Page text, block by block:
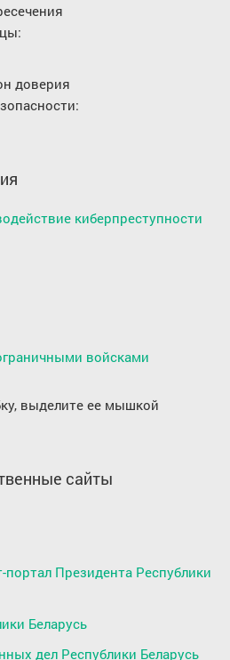
доверия
киберпреступности
войсками
выделите ее мышкой
сайты
Президента Республики
Беларусь
дел Республики Беларусь